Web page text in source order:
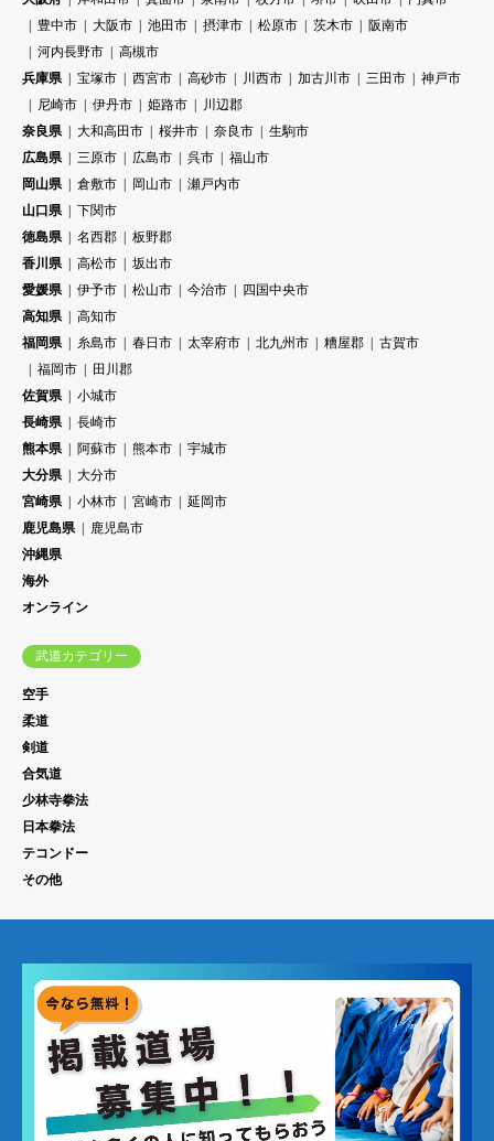
豊中市
大阪市 池田市 摂津市 松原市 茨木市
阪南市
河内長野市
高槻市
兵庫県
宝塚市 西宮市 高砂市 川西市 加古川市 三田市
神戸市
尼崎市
伊丹市 姫路市
川辺郡
奈良県
大和高田市 桜井市 奈良市
生駒市
広島県
三原市 広島市 呉市
福山市
岡山県
倉敷市 岡山市
瀬戸内市
山口県
下関市
徳島県
名西郡
板野郡
香川県
高松市
坂出市
愛媛県
伊予市 松山市 今治市
四国中央市
高知県
高知市
福岡県
糸島市 春日市 太宰府市 北九州市 糟屋郡
古賀市
福岡市
田川郡
佐賀県
小城市
長崎県
長崎市
熊本県
阿蘇市 熊本市
宇城市
大分県
大分市
宮崎県
小林市 宮崎市
延岡市
鹿児島県
鹿児島市
沖縄県
海外
オンライン
武道カテゴリー
空手
柔道
剣道
合気道
少林寺拳法
日本拳法
テコンドー
その他